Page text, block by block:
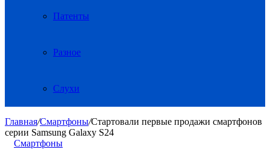
Патенты
Разное
Слухи
Главная/Смартфоны/Стартовали первые продажи смартфонов
серии Samsung Galaxy S24
Смартфоны